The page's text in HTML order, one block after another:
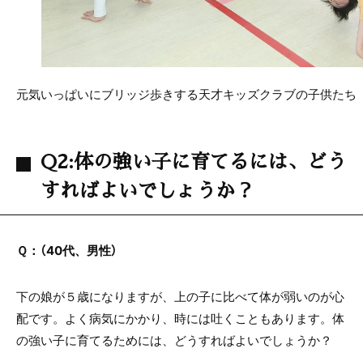
元気いっぱいにブリッジ歩きする天才キッズクラブの子供たち
Q2:体の強い子に育てるには、どう
すればよいでしょうか？
Ｑ：（40代、男性）
下の娘が５歳になりますが、上の子に比べて体が弱いのが心
配です。よく病気にかかり、時には吐くこともあります。体
の強い子に育てるためには、どうすればよいでしょうか？